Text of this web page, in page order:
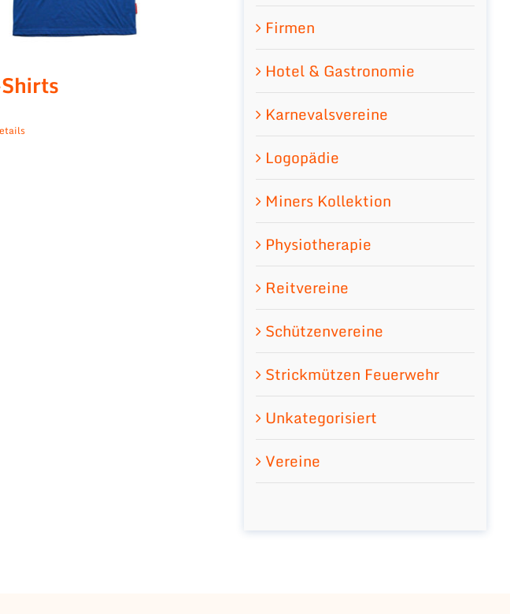
Firmen
Hotel & Gastronomie
Karnevalsvereine
Logopädie
Miners Kollektion
Physiotherapie
Reitvereine
Schützenvereine
Strickmützen Feuerwehr
Unkategorisiert
Vereine